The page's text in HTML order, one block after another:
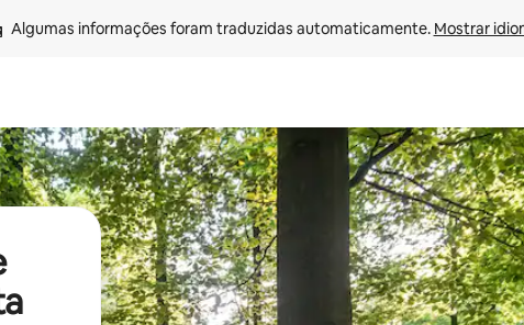
Algumas informações foram traduzidas automaticamente. Mostrar